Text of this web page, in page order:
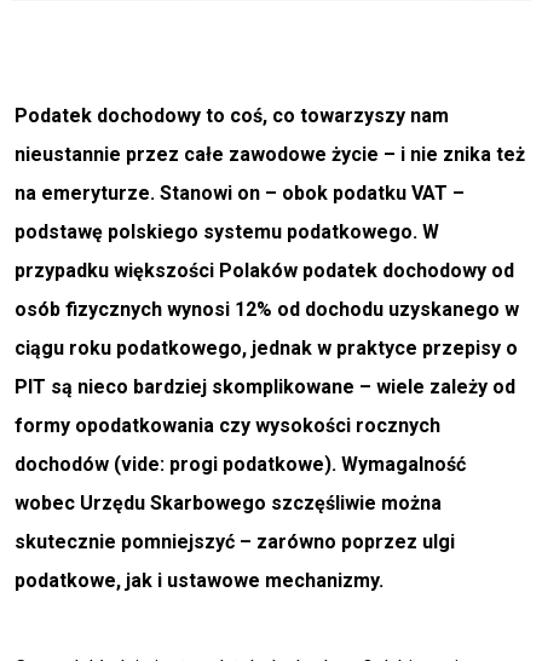
Podatek dochodowy to coś, co towarzyszy nam
nieustannie przez całe zawodowe życie – i nie znika też
na emeryturze. Stanowi on – obok podatku VAT –
podstawę polskiego systemu podatkowego. W
przypadku większości Polaków podatek dochodowy od
osób fizycznych wynosi 12% od dochodu uzyskanego w
ciągu roku podatkowego, jednak w praktyce przepisy o
PIT są nieco bardziej skomplikowane – wiele zależy od
formy opodatkowania czy wysokości rocznych
dochodów (vide: progi podatkowe). Wymagalność
wobec Urzędu Skarbowego szczęśliwie można
skutecznie pomniejszyć – zarówno poprzez ulgi
podatkowe, jak i ustawowe mechanizmy.